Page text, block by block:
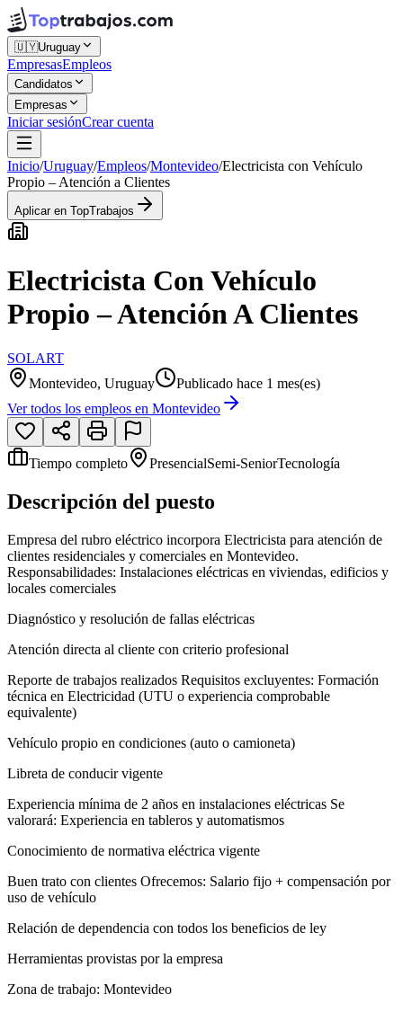
🇺🇾Uruguay
EmpresasEmpleos
Candidatos
Empresas
Iniciar sesiónCrear cuenta
Inicio/Uruguay/Empleos/Montevideo/Electricista con Vehículo
Propio – Atención a Clientes
Aplicar en TopTrabajos
Electricista Con Vehículo
Propio – Atención A Clientes
SOLART
Montevideo, Uruguay
Publicado hace 1 mes(es)
Ver todos los empleos en Montevideo
Tiempo completo PresencialSemi-SeniorTecnología
Descripción del puesto
Empresa del rubro eléctrico incorpora Electricista para atención de
clientes residenciales y comerciales en Montevideo.
Responsabilidades: Instalaciones eléctricas en viviendas, edificios y
locales comerciales
Diagnóstico y resolución de fallas eléctricas
Atención directa al cliente con criterio profesional
Reporte de trabajos realizados Requisitos excluyentes: Formación
técnica en Electricidad (UTU o experiencia comprobable
equivalente)
Vehículo propio en condiciones (auto o camioneta)
Libreta de conducir vigente
Experiencia mínima de 2 años en instalaciones eléctricas Se
valorará: Experiencia en tableros y automatismos
Conocimiento de normativa eléctrica vigente
Buen trato con clientes Ofrecemos: Salario fijo + compensación por
uso de vehículo
Relación de dependencia con todos los beneficios de ley
Herramientas provistas por la empresa
Zona de trabajo: Montevideo